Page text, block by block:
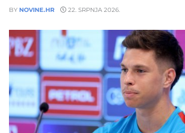
BY NOVINE.HR 22. SRPNJA 2026.